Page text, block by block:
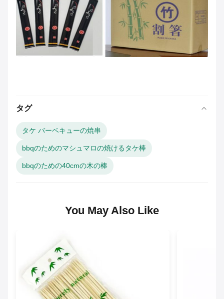
タグ
タケ バーベキューの焼串
bbqのためのマシュマロの焼けるタケ棒
bbqのための40cmの木の棒
You May Also Like